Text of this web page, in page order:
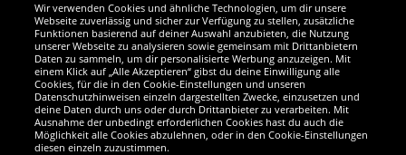
Wir sind ausgezeichnet
Wir verwenden Cookies und ähnliche Technologien, um dir unsere
Webseite zuverlässig und sicher zur Verfügung zu stellen, zusätzliche
Funktionen basierend auf deiner Auswahl anzubieten, die Nutzung
unserer Webseite zu analysieren sowie gemeinsam mit Drittanbietern
Daten zu sammeln, um dir personalisierte Werbung anzuzeigen. Mit
einem Klick auf „Alle Akzeptieren“ gibst du deine Einwilligung alle
Cookies, für die in den Cookie-Einstellungen und unseren
Datenschutzhinweisen einzeln dargestellten Zwecke, einzusetzen und
deine Daten durch uns oder durch Drittanbieter zu verarbeiten. Mit
Ausnahme der unbedingt erforderlichen Cookies hast du auch die
Möglichkeit alle Cookies abzulehnen, oder in den Cookie-Einstellungen
diesen einzeln zuzustimmen.